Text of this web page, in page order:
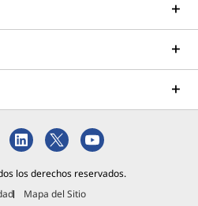
los derechos reservados.
Mapa del Sitio